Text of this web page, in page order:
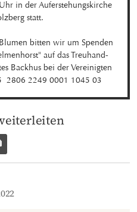
in der Auferstehungskirche
statt.
bitten wir um Spenden
auf das Treuhand-
Backhus bei der Vereinigten
2806 2249 0001 1045 03
Messenger weiterleiten
versenden
zur Seite kopieren